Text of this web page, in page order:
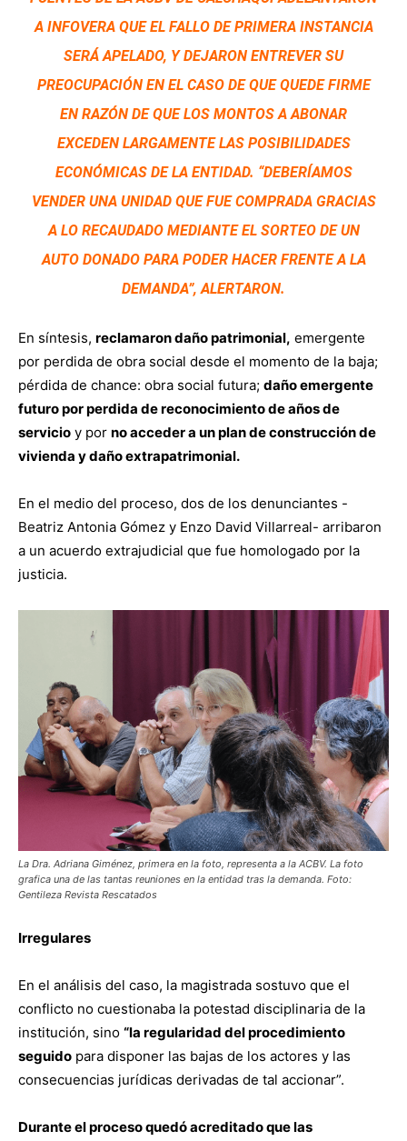
A INFOVERA QUE EL FALLO DE PRIMERA INSTANCIA
SERÁ APELADO, Y DEJARON ENTREVER SU
PREOCUPACIÓN EN EL CASO DE QUE QUEDE FIRME
EN RAZÓN DE QUE LOS MONTOS A ABONAR
EXCEDEN LARGAMENTE LAS POSIBILIDADES
ECONÓMICAS DE LA ENTIDAD. “DEBERÍAMOS
VENDER UNA UNIDAD QUE FUE COMPRADA GRACIAS
A LO RECAUDADO MEDIANTE EL SORTEO DE UN
AUTO DONADO PARA PODER HACER FRENTE A LA
DEMANDA”, ALERTARON.
En síntesis, reclamaron daño patrimonial, emergente
por perdida de obra social desde el momento de la baja;
pérdida de chance: obra social futura; daño emergente
futuro por perdida de reconocimiento de años de
servicio y por no acceder a un plan de construcción de
vivienda y daño extrapatrimonial.
En el medio del proceso, dos de los denunciantes -
Beatriz Antonia Gómez y Enzo David Villarreal- arribaron
a un acuerdo extrajudicial que fue homologado por la
justicia.
La Dra. Adriana Giménez, primera en la foto, representa a la ACBV. La foto
grafica una de las tantas reuniones en la entidad tras la demanda. Foto:
Gentileza Revista Rescatados
Irregulares
En el análisis del caso, la magistrada sostuvo que el
conflicto no cuestionaba la potestad disciplinaria de la
institución, sino “la regularidad del procedimiento
seguido para disponer las bajas de los actores y las
consecuencias jurídicas derivadas de tal accionar”.
Durante el proceso quedó acreditado que las